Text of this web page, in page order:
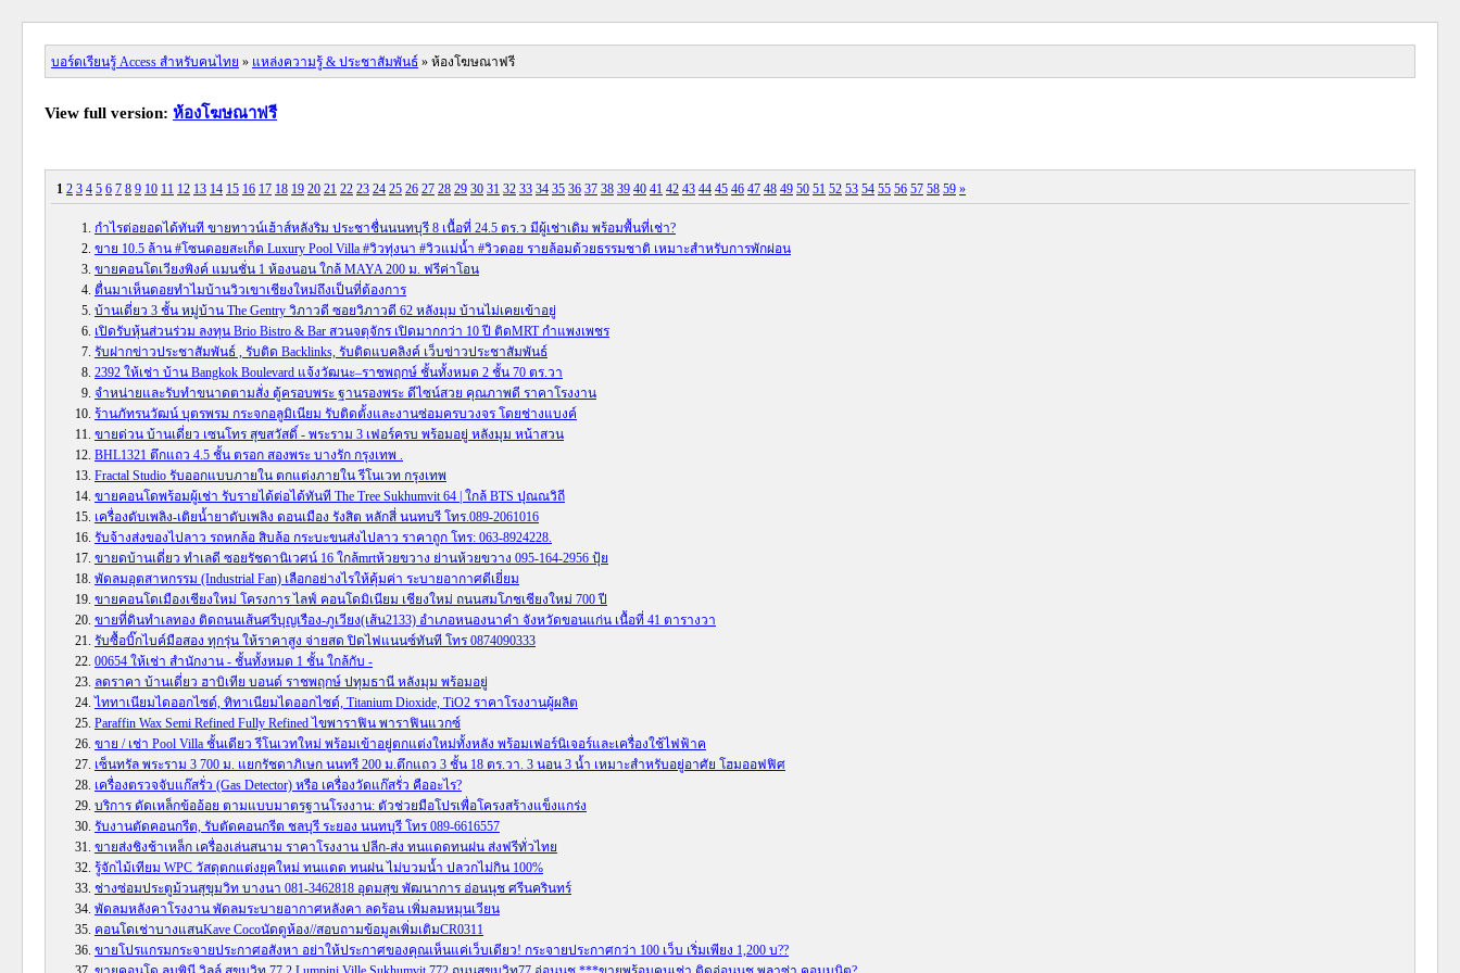
บอร์ดเรียนรู้ Access สำหรับคนไทย » แหล่งความรู้ & ประชาสัมพันธ์ » ห้องโฆษณาฟรี
View full version: ห้องโฆษณาฟรี
1 2 3 4 5 6 7 8 9 10 11 12 13 14 15 16 17 18 19 20 21 22 23 24 25 26 27 28 29 30 31 32 33 34 35 36 37 38 39 40 41 42 43 44 45 46 47 48 49 50 51 52 53 54 55 56 57 58 59 »
กำไรต่อยอดได้ทันที ขายทาวน์เฮ้าส์หลังริม ประชาชื่นนนทบุรี 8 เนื้อที่ 24.5 ตร.ว มีผู้เช่าเดิม พร้อมพื้นที่เช่า?
ขาย 10.5 ล้าน #โซนดอยสะเก็ด Luxury Pool Villa #วิวทุ่งนา #วิวแม่น้ำ #วิวดอย รายล้อมด้วยธรรมชาติ เหมาะสำหรับการพักผ่อน
ขายคอนโดเวียงพิงค์ แมนชั่น 1 ห้องนอน ใกล้ MAYA 200 ม. ฟรีค่าโอน
ตื่นมาเห็นดอยทำไมบ้านวิวเขาเชียงใหม่ถึงเป็นที่ต้องการ
บ้านเดี่ยว 3 ชั้น หมู่บ้าน The Gentry วิภาวดี ซอยวิภาวดี 62 หลังมุม บ้านไม่เคยเข้าอยู่
เปิดรับหุ้นส่วนร่วม ลงทุน Brio Bistro & Bar สวนจตุจักร เปิดมากกว่า 10 ปี ติดMRT กำแพงเพชร
รับฝากข่าวประชาสัมพันธ์ , รับติด Backlinks, รับติดแบคลิงค์ เว็บข่าวประชาสัมพันธ์
2392 ให้เช่า บ้าน Bangkok Boulevard แจ้งวัฒนะ–ราชพฤกษ์ ชั้นทั้งหมด 2 ชั้น 70 ตร.วา
จำหน่ายและรับทำขนาดตามสั่ง ตู้ครอบพระ ฐานรองพระ ดีไซน์สวย คุณภาพดี ราคาโรงงาน
ร้านภัทรนวัฒน์ บุตรพรม กระจกอลูมิเนียม รับติดตั้งและงานซ่อมครบวงจร โดยช่างแบงค์
ขายด่วน บ้านเดี่ยว เซนโทร สุขสวัสดิ์ - พระราม 3 เฟอร์ครบ พร้อมอยู่ หลังมุม หน้าสวน
BHL1321 ตึกแถว 4.5 ชั้น ตรอก สองพระ บางรัก กรุงเทพ .
Fractal Studio รับออกแบบภายใน ตกแต่งภายใน รีโนเวท กรุงเทพ
ขายคอนโดพร้อมผู้เช่า รับรายได้ต่อได้ทันที The Tree Sukhumvit 64 | ใกล้ BTS ปุณณวิถี
เครื่องดับเพลิง-เติยน้ำยาดับเพลิง ดอนเมือง รังสิต หลักสี่ นนทบรี โทร.089-2061016
รับจ้างส่งของไปลาว รถหกล้อ สิบล้อ กระบะขนส่งไปลาว ราคาถูก โทร: 063-8924228.
ขายดบ้านเดี่ยว ทำเลดี ซอยรัชดานิเวศน์ 16 ใกล้mrtห้วยขวาง ย่านห้วยขวาง 095-164-2956 ปุ้ย
พัดลมอุตสาหกรรม (Industrial Fan) เลือกอย่างไรให้คุ้มค่า ระบายอากาศดีเยี่ยม
ขายคอนโดเมืองเชียงใหม่ โครงการ ไลฟ์ คอนโดมิเนียม เชียงใหม่ ถนนสมโภชเชียงใหม่ 700 ปี
ขายที่ดินทำเลทอง ติดถนนเส้นศรีบุญเรือง-ภูเวียง(เส้น2133) อำเภอหนองนาคำ จังหวัดขอนแก่น เนื้อที่ 41 ตารางวา
รับซื้อบิ๊กไบค์มือสอง ทุกรุ่น ให้ราคาสูง จ่ายสด ปิดไฟแนนซ์ทันที โทร 0874090333
00654 ให้เช่า สำนักงาน - ชั้นทั้งหมด 1 ชั้น ใกล้กับ -
ลดราคา บ้านเดี่ยว ฮาบิเทีย บอนด์ ราชพฤกษ์ ปทุมธานี หลังมุม พร้อมอยู่
ไททาเนียมไดออกไซด์, ทิทาเนียมไดออกไซด์, Titanium Dioxide, TiO2 ราคาโรงงานผู้ผลิต
Paraffin Wax Semi Refined Fully Refined ไขพาราฟิน พาราฟินแวกซ์
ขาย / เช่า Pool Villa ชั้นเดียว รีโนเวทใหม่ พร้อมเข้าอยู่ตกแต่งใหม่ทั้งหลัง พร้อมเฟอร์นิเจอร์และเครื่องใช้ไฟฟ้าค
เซ็นทรัล พระราม 3 700 ม. แยกรัชดาภิเษก นนทรี 200 ม.ตึกแถว 3 ชั้น 18 ตร.วา. 3 นอน 3 น้ำ เหมาะสำหรับอยู่อาศัย โฮมออฟฟิศ
เครื่องตรวจจับแก๊สรั่ว (Gas Detector) หรือ เครื่องวัดแก๊สรั่ว คืออะไร?
บริการ ดัดเหล็กข้ออ้อย ตามแบบมาตรฐานโรงงาน: ตัวช่วยมือโปรเพื่อโครงสร้างแข็งแกร่ง
รับงานตัดคอนกรีต, รับตัดคอนกรีต ชลบุรี ระยอง นนทบุรี โทร 089-6616557
ขายส่งชิงช้าเหล็ก เครื่องเล่นสนาม ราคาโรงงาน ปลีก-ส่ง ทนแดดทนฝน ส่งฟรีทั่วไทย
รู้จักไม้เทียม WPC วัสดุตกแต่งยุคใหม่ ทนแดด ทนฝน ไม่บวมน้ำ ปลวกไม่กิน 100%
ช่างซ่อมประตูม้วนสุขุมวิท บางนา 081-3462818 อุดมสุข พัฒนาการ อ่อนนุช ศรีนครินทร์
พัดลมหลังคาโรงงาน พัดลมระบายอากาศหลังคา ลดร้อน เพิ่มลมหมุนเวียน
คอนโดเช่าบางแสนKave Cocoนัดดูห้อง//สอบถามข้อมูลเพิ่มเติมCR0311
ขายโปรแกรมกระจายประกาศอสังหา อย่าให้ประกาศของคุณเห็นแค่เว็บเดียว! กระจายประกาศกว่า 100 เว็บ เริ่มเพียง 1,200 บ??